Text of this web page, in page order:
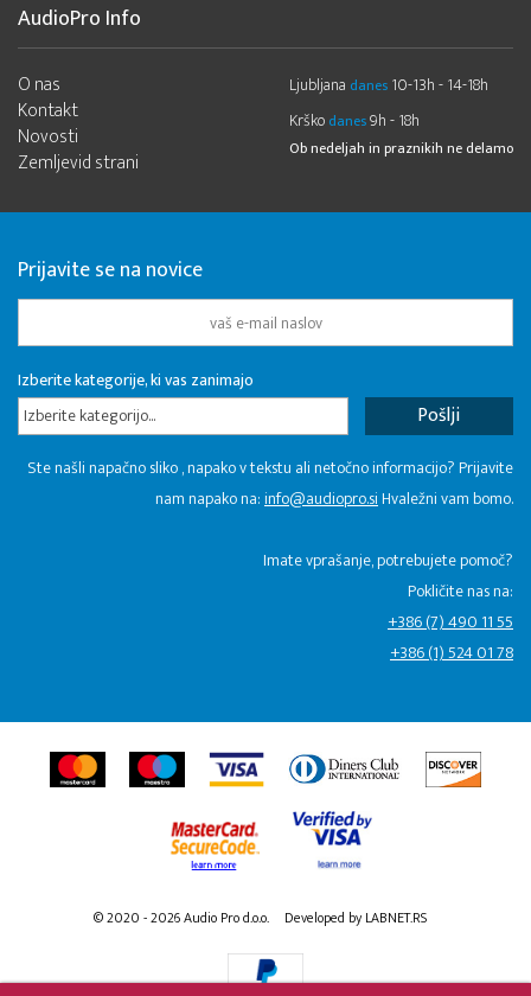
AudioPro Info
O nas
Kontakt
Novosti
Zemljevid strani
Ljubljana danes 10-13h - 14-18h
Krško danes9h - 18h
Ob nedeljah in praznikih ne delamo
Prijavite se na novice
Izberite kategorije, ki vas zanimajo
Izberite kategorijo...
Ste našli napačno sliko , napako v tekstu ali netočno informacijo? Prijavite
nam napako na:info@audiopro.siHvaležni vam bomo.
Imate vprašanje, potrebujete pomoč?
Pokličite nas na:
+386 (7) 490 11 55
+386 (1) 524 01 78
© 2020 - 2026 Audio Pro d.o.o. Developed by LABNET.RS